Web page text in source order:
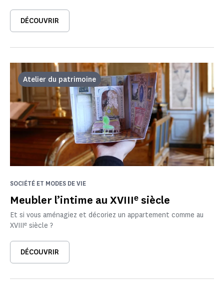
DÉCOUVRIR
Atelier du patrimoine
Meubler l’intime au XVIIIᵉ siècle
SOCIÉTÉ ET MODES DE VIE
Et si vous aménagiez et décoriez un appartement comme au
XVIIIᵉ siècle ?
DÉCOUVRIR